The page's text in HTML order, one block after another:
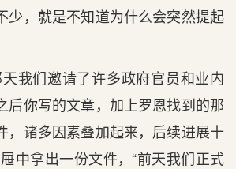
少，就是不知道为什么会突然提起
我们邀请了许多政府官员和业内
后你写的文章，加上罗恩找到的那
，诸多因素叠加起来，后续进展十
中拿出一份文件，“前天我们正式